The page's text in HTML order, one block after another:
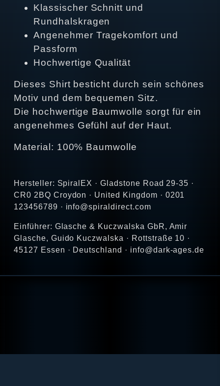
Klassischer Schnitt und
Rundhalskragen
Angenehmer Tragekomfort und
Passform
Hochwertige Qualität
Dieses Shirt besticht durch sein schönes
Motiv und dem bequemen Sitz.
Die hochwertige Baumwolle sorgt für ein
angenehmes Gefühl auf der Haut.
Material: 100% Baumwolle
Hersteller: SpiralEX · Gladstone Road 29-35 ·
CR0 2BQ Croydon · United Kingdom · 0201
123456789 · info@spiraldirect.com
Einführer: Glasche & Kuczwalska GbR, Amir
Glasche, Guido Kuczwalska · Rottstraße 10 ·
45127 Essen · Deutschland · info@dark-ages.de